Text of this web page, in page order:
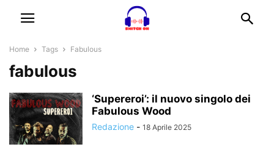
Home Tags Fabulous
fabulous
‘Supereroi’: il nuovo singolo dei
Fabulous Wood
Redazione - 18 Aprile 2025